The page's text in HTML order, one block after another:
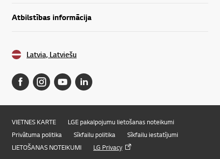
Atbilstības informācija
Latvia, Latviešu
VIETNES KARTE
LGE pakalpojumu lietošanas noteikumi
Privātuma politika
Sīkfailu politika
Sīkfailu iestatījumi
LIETOŠANAS NOTEIKUMI
LG Privacy